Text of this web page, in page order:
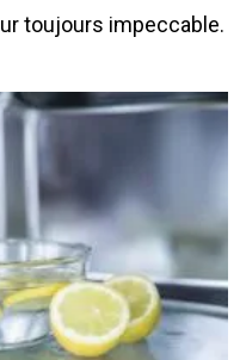
toujours impeccable.